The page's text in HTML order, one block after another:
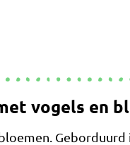
vogels en